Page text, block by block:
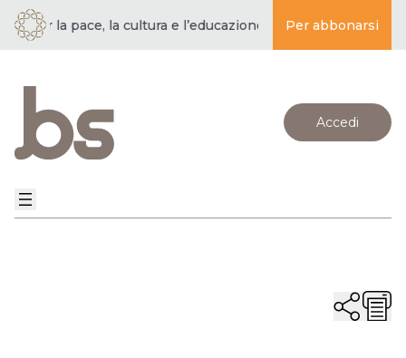
| per la pace, la cultura e l’educazione · BUDDISMO E
Per abbonarsi
Accedi